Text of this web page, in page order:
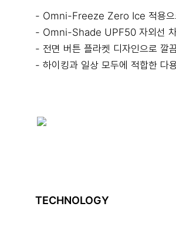
- Omni-Freeze Zero Ice 적용으
- Omni-Shade UPF50 자외선 차
- 전면 버튼 플라켓 디자인으로 깔
- 하이킹과 일상 모두에 적합한 다
TECHNOLOGY